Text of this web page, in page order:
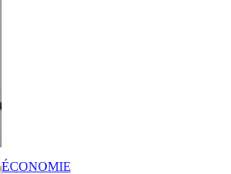
ÉCONOMIE